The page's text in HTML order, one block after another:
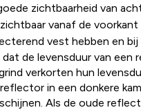
zichtbaarheid van
vanaf de voorkant
vest hebben en
de levensduur van een
verkorten hun
in een donkere
Als de oude